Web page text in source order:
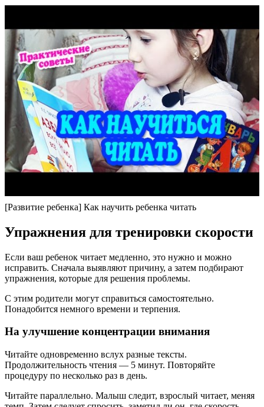
[Развитие ребенка] Как научить ребенка читать
Упражнения для тренировки скорости
Если ваш ребенок читает медленно, это нужно и можно
исправить. Сначала выявляют причину, а затем подбирают
упражнения, которые для решения проблемы.
С этим родители могут справиться самостоятельно.
Понадобится немного времени и терпения.
На улучшение концентрации внимания
Читайте одновременно вслух разные тексты.
Продолжительность чтения — 5 минут. Повторяйте
процедуру по несколько раз в день.
Читайте параллельно. Малыш следит, взрослый читает, меняя